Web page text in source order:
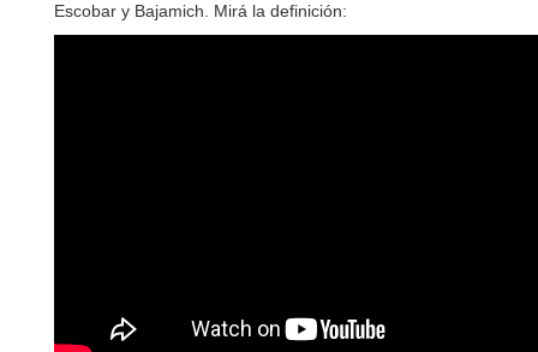
Escobar y Bajamich. Mirá la definición: